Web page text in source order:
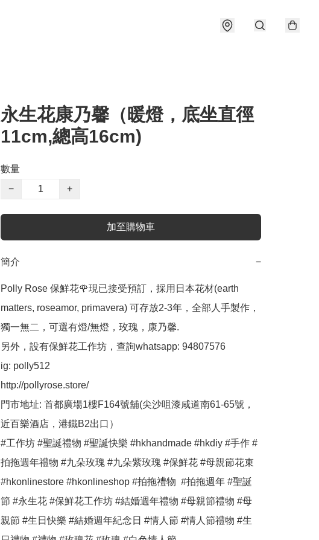
永生花康乃馨（暖燈，底坐直徑
11cm,總高16cm)
數量
−
+
加至購物車
簡介 −
Polly Rose 保鮮花🌹現已接受預訂，採用日本花材(earth
matters, roseamor, primavera) 可存放2-3年，全部人手製作，
獨一無二，可選有燈/無燈，玫瑰，康乃馨.
另外，設有保鮮花工作坊，查詢whatsapp: 94807576
ig: polly512
http://pollyrose.store/
門市地址: 首都廣場1樓F164號舖(尖沙咀漆咸道南61-65號，
近百樂酒店，港鐵B2出口）
#工作坊 #聖誕禮物 #聖誕快樂 #hkhandmade #hkdiy #手作 #
拍拖週年禮物 #九朵玫瑰 #九朵紫玫瑰 #保鮮花 #母親節花束
#hkonlinestore #hkonlineshop #拍拖禮物  #拍拖週年 #聖誕
節 #永生花 #保鮮花工作坊 #結婚週年禮物 #母親節禮物 #母
親節 #生日快樂 #結婚週年紀念日 #情人節 #情人節禮物 #生